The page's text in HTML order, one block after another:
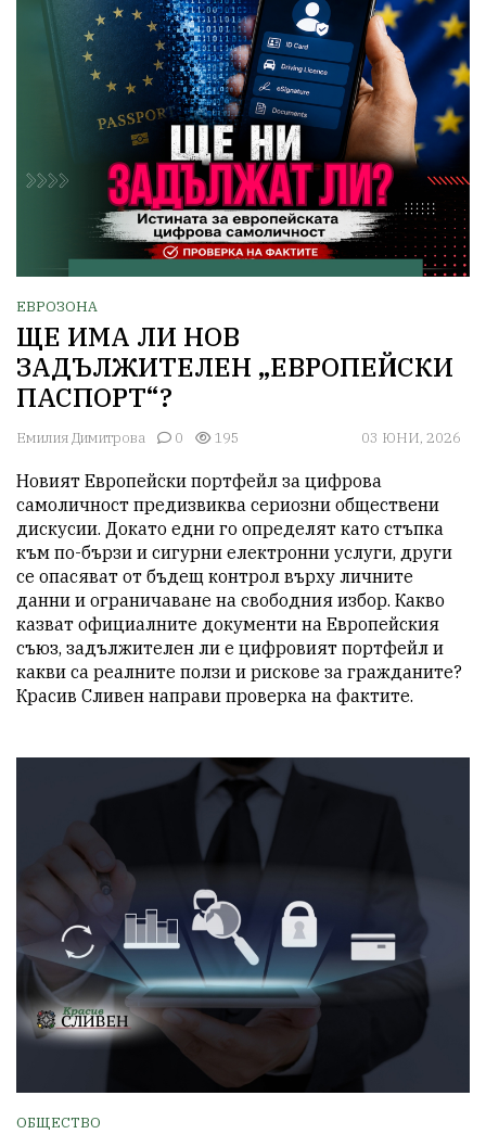
ЕВРОЗОНА
ЩЕ ИМА ЛИ НОВ
ЗАДЪЛЖИТЕЛЕН „ЕВРОПЕЙСКИ
ПАСПОРТ“?
Емилия Димитрова 0 195 03 ЮНИ, 2026
Новият Европейски портфейл за цифрова
самоличност предизвиква сериозни обществени
дискусии. Докато едни го определят като стъпка
към по-бързи и сигурни електронни услуги, други
се опасяват от бъдещ контрол върху личните
данни и ограничаване на свободния избор. Какво
казват официалните документи на Европейския
съюз, задължителен ли е цифровият портфейл и
какви са реалните ползи и рискове за гражданите?
Красив Сливен направи проверка на фактите.
ОБЩЕСТВО